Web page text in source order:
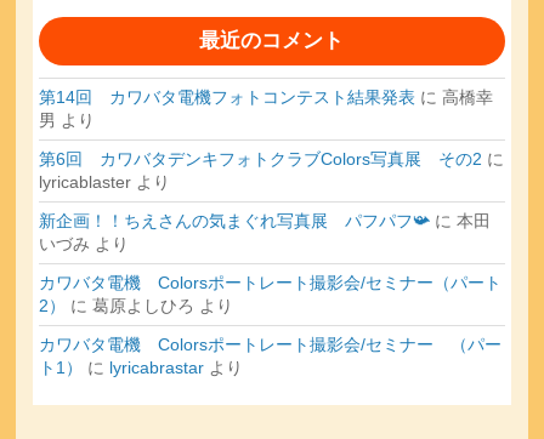
最近のコメント
第14回 カワバタ電機フォトコンテスト結果発表 に高橋幸
男 より
第6回 カワバタデンキフォトクラブColors写真展 その2 に
lyricablaster より
新企画！！ちえさんの気まぐれ写真展 パフパフ📯 に本田
いづみ より
カワバタ電機 Colorsポートレート撮影会/セミナー（パート
2）
に葛原よしひろ より
カワバタ電機 Colorsポートレート撮影会/セミナー （パー
ト1）
に lyricabrastar より